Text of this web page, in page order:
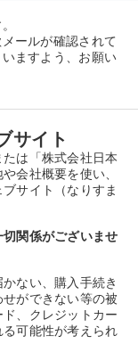
ールが確認されて
ますよう、お願い
サイト
は「株式会社日本
会社概要を使い、
サイト（なりすま
関係がございませ
ない、購入手続き
ができない等の被
、クレジットカー
可能性が考えられ